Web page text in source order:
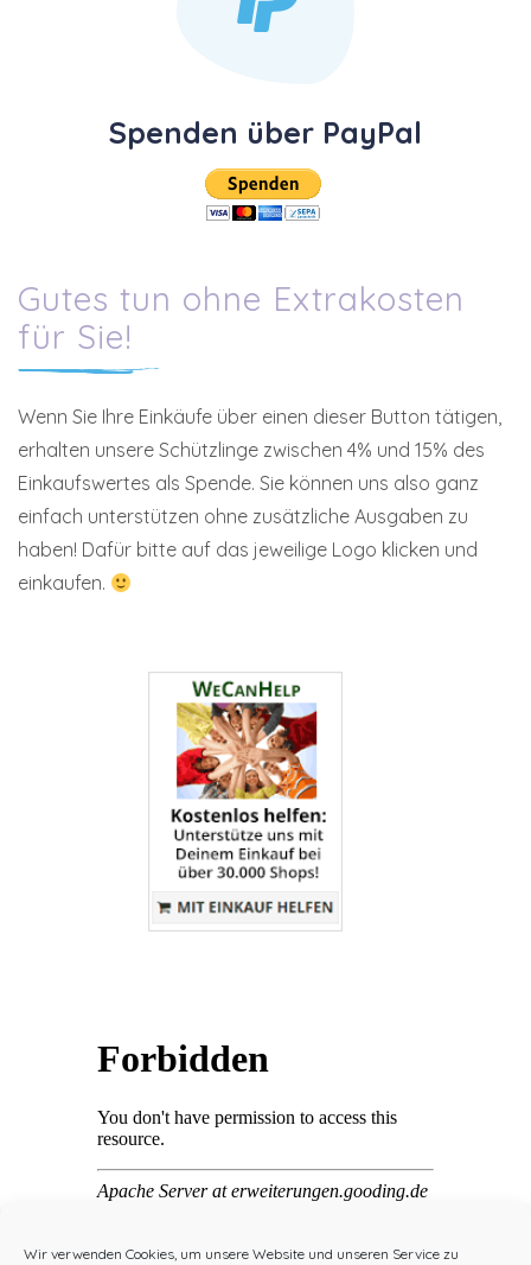
Wir verwenden Cookies, um unsere Website und unseren Service zu
Spenden über PayPal
Gutes tun ohne Extrakosten
für Sie!
Wenn Sie Ihre Einkäufe über einen dieser Button tätigen,
erhalten unsere Schützlinge zwischen 4% und 15% des
Einkaufswertes als Spende. Sie können uns also ganz
einfach unterstützen ohne zusätzliche Ausgaben zu
haben! Dafür bitte auf das jeweilige Logo klicken und
einkaufen.